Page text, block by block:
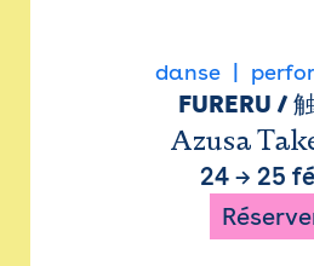
danse
FURERU /
Azusa
24→ 25